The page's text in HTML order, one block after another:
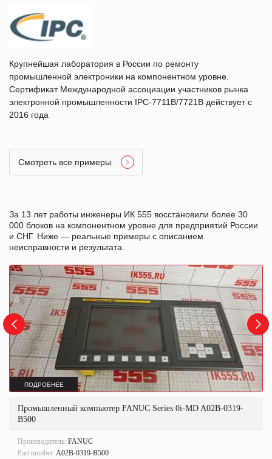
Крупнейшая лаборатория в России по ремонту
промышленной электроники на компонентном уровне.
Сертификат Международной ассоциации участников рынка
электронной промышленности IPC-7711B/7721B действует с
2016 года
Смотреть все примеры
За 13 лет работы инженеры ИК 555 восстановили более 30
000 блоков на компонентном уровне для предприятий России
и СНГ. Ниже — реальные примеры с описанием
неисправности и результата.
ПОДРОБНЕЕ
Промышленный компьютер FANUC Series 0i-MD A02B-0319-
B500
Производитель: FANUC
Part number: A02B-0319-B500